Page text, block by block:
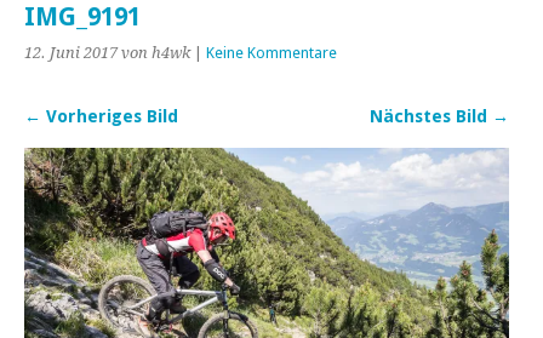
IMG_9191
12. Juni 2017 von h4wk| Keine Kommentare
← Vorheriges Bild Nächstes Bild →